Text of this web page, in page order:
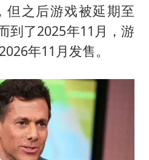
但之后游戏被延期至
到了2025年11月，游
年11月发售。